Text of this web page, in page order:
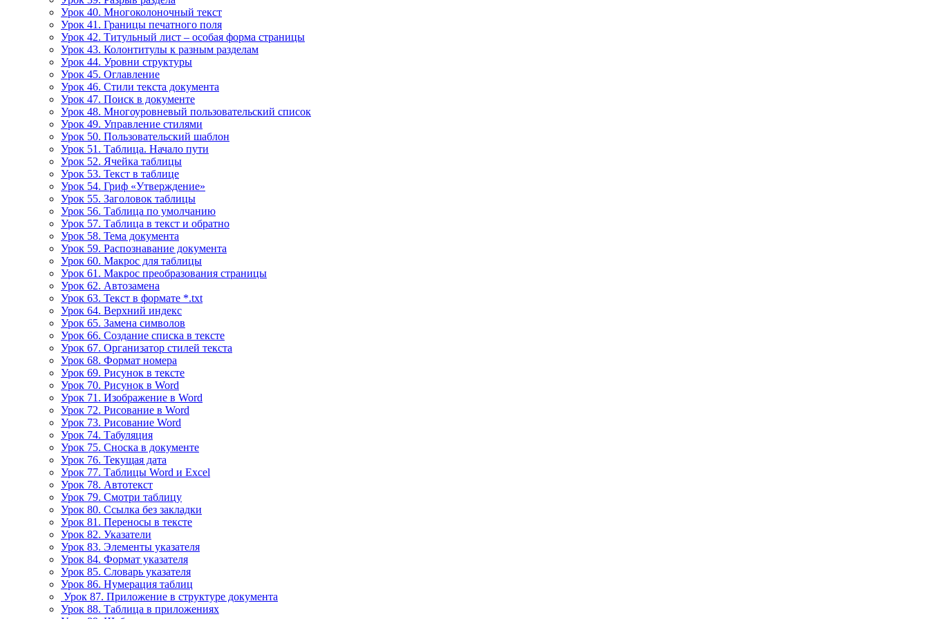
Урок 40. Многоколоночный текст
Урок 41. Границы печатного поля
Урок 42. Титульный лист – особая форма страницы
Урок 43. Колонтитулы к разным разделам
Урок 44. Уровни структуры
Урок 45. Оглавление
Урок 46. Стили текста документа
Урок 47. Поиск в документе
Урок 48. Многоуровневый пользовательский список
Урок 49. Управление стилями
Урок 50. Пользовательский шаблон
Урок 51. Таблица. Начало пути
Урок 52. Ячейка таблицы
Урок 53. Текст в таблице
Урок 54. Гриф «Утверждение»
Урок 55. Заголовок таблицы
Урок 56. Таблица по умолчанию
Урок 57. Таблица в текст и обратно
Урок 58. Тема документа
Урок 59. Распознавание документа
Урок 60. Макрос для таблицы
Урок 61. Макрос преобразования страницы
Урок 62. Автозамена
Урок 63. Текст в формате *.txt
Урок 64. Верхний индекс
Урок 65. Замена символов
Урок 66. Создание списка в тексте
Урок 67. Организатор стилей текста
Урок 68. Формат номера
Урок 69. Рисунок в тексте
Урок 70. Рисунок в Word
Урок 71. Изображение в Word
Урок 72. Рисование в Word
Урок 73. Рисование Word
Урок 74. Табуляция
Урок 75. Сноска в документе
Урок 76. Текущая дата
Урок 77. Таблицы Word и Excel
Урок 78. Автотекст
Урок 79. Смотри таблицу
Урок 80. Ссылка без закладки
Урок 81. Переносы в тексте
Урок 82. Указатели
Урок 83. Элементы указателя
Урок 84. Формат указателя
Урок 85. Словарь указателя
Урок 86. Нумерация таблиц
Урок 87. Приложение в структуре документа
Урок 88. Таблица в приложениях